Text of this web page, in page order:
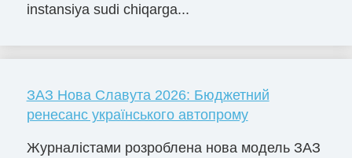
instansiya sudi chiqarga...
ЗАЗ Нова Славута 2026: Бюджетний
ренесанс українського автопрому
Журналістами розроблена нова модель ЗАЗ